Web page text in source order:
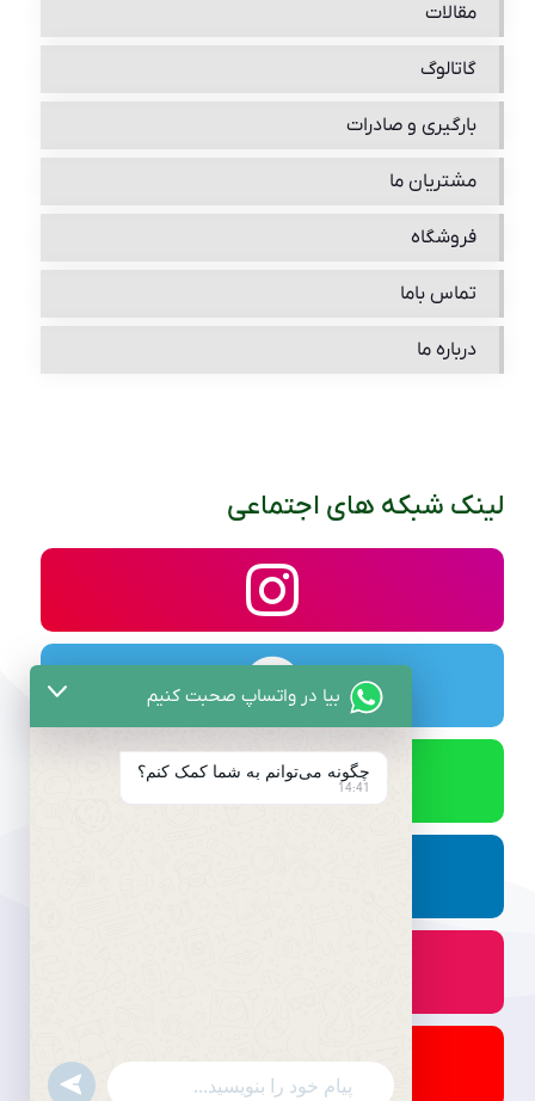
مقالات
گاتالوگ
بارگیری و صادرات
مشتریان ما
فروشگاه
تماس باما
درباره ما
لینک شبکه های اجتماعی
بیا در واتساپ صحبت کنیم
چگونه می‌توانم به شما کمک کنم؟
14:41
undefined